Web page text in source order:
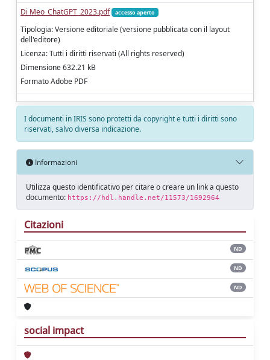
Di Meo_ChatGPT_2023.pdf
accesso aperto
Tipologia: Versione editoriale (versione pubblicata con il layout
dell'editore)
Licenza: Tutti i diritti riservati (All rights reserved)
Dimensione 632.21 kB
Formato Adobe PDF
I documenti in IRIS sono protetti da copyright e tutti i diritti sono
riservati, salvo diversa indicazione.
Informazioni
Utilizza questo identificativo per citare o creare un link a questo
documento: https://hdl.handle.net/11573/1692964
Citazioni
ND
ND
ND
social impact